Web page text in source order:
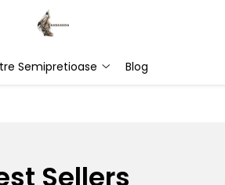
Semipretioase Blog
Sellers